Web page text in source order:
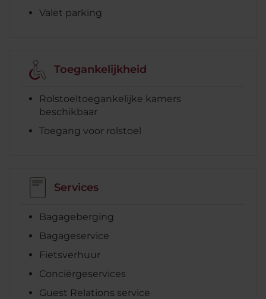
Valet parking
Toegankelijkheid
Rolstoeltoegankelijke kamers
beschikbaar
Toegang voor rolstoel
Services
Bagageberging
Bagageservice
Fietsverhuur
Conciërgeservices
Guest Relations service